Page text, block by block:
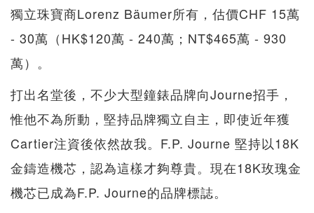
獨立珠寶商Lorenz Bäumer所有，估價CHF 15萬
- 30萬（HK$120萬 - 240萬；NT$465萬 - 930
萬）。
打出名堂後，不少大型鐘錶品牌向Journe招手，
惟他不為所動，堅持品牌獨立自主，即使近年獲
Cartier注資後依然故我。F.P. Journe 堅持以18K
金鑄造機芯，認為這樣才夠尊貴。現在18K玫瑰金
機芯已成為F.P. Journe的品牌標誌。